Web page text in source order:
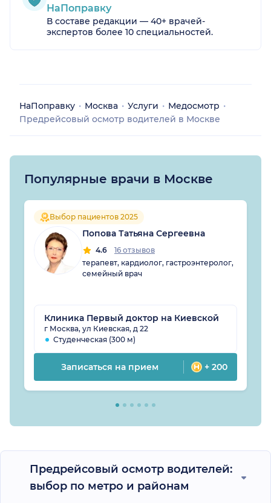
НаПоправку
В составе редакции — 40+ врачей-
экспертов более 10 специальностей.
НаПоправку Москва Услуги
Медосмотр
Предрейсовый осмотр водителей в Москве
Популярные врачи в Москве
Выбор пациентов 2025
Попова Татьяна Сергеевна
4.6
16 отзывов
терапевт, кардиолог, гастроэнтеролог,
семейный врач
Клиника Первый доктор на Киевской
г Москва, ул Киевская, д 22
Студенческая (300 м)
Записаться на прием + 200
Предрейсовый осмотр водителей:
выбор по метро и районам